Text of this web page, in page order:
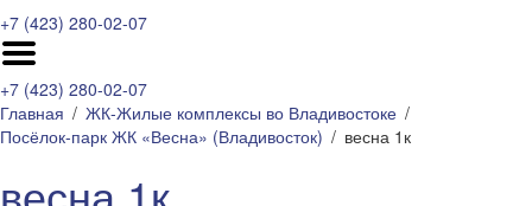
+7 (423) 280-02-07
+7 (423) 280-02-07
Главная
ЖК-Жилые комплексы во Владивостоке
Посёлок-парк ЖК «Весна» (Владивосток)
весна 1к